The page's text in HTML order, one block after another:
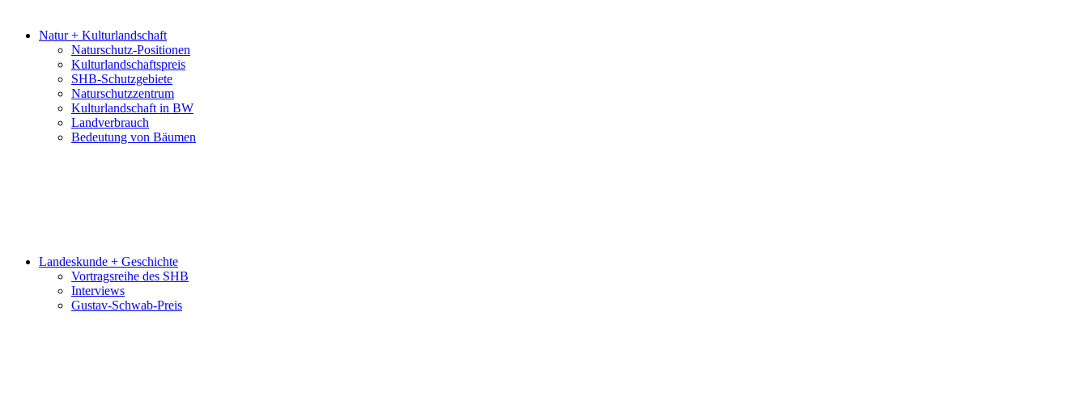
Natur + Kulturlandschaft
Naturschutz-Positionen
Kulturlandschaftspreis
SHB-Schutzgebiete
Naturschutzzentrum
Kulturlandschaft in BW
Landverbrauch
Bedeutung von Bäumen
Landeskunde + Geschichte
Vortragsreihe des SHB
Interviews
Gustav-Schwab-Preis